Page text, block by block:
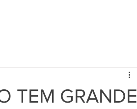
TEM GRANDE